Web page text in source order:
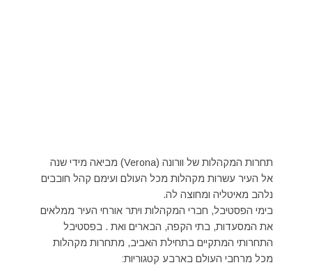
תחרות המקהלות של וורונה (Verona) מביאה מידי שנה
אל העיר עשרות מקהלות מכל העולם ועימם קהל חובבים
נלהב מאיטליה ומחוצה לה.
בימי הפסטיבל, חברי המקהלות ויתר אורחי העיר ממלאים
את המסעדות, בתי הקפה, הבארים ואת . בפסטיבל
התחרותי המתקיים בתחילת האביב, מתחרות מקהלות
מכל מרחבי העולם בארבע קטגוריות: